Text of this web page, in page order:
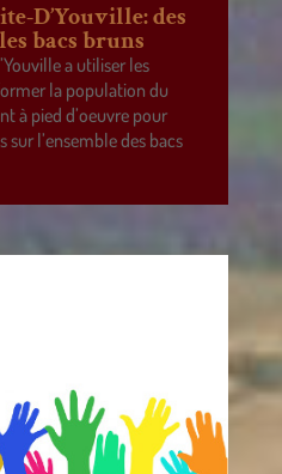
D’Youville: des
bacs bruns
a utiliser les
la population du
à pied d’oeuvre pour
l’ensemble des bacs